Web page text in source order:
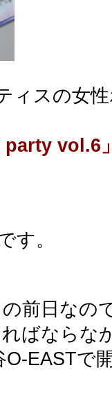
ィスの女
party vol.6
す。
前日なの
ばならな
O-EASTで